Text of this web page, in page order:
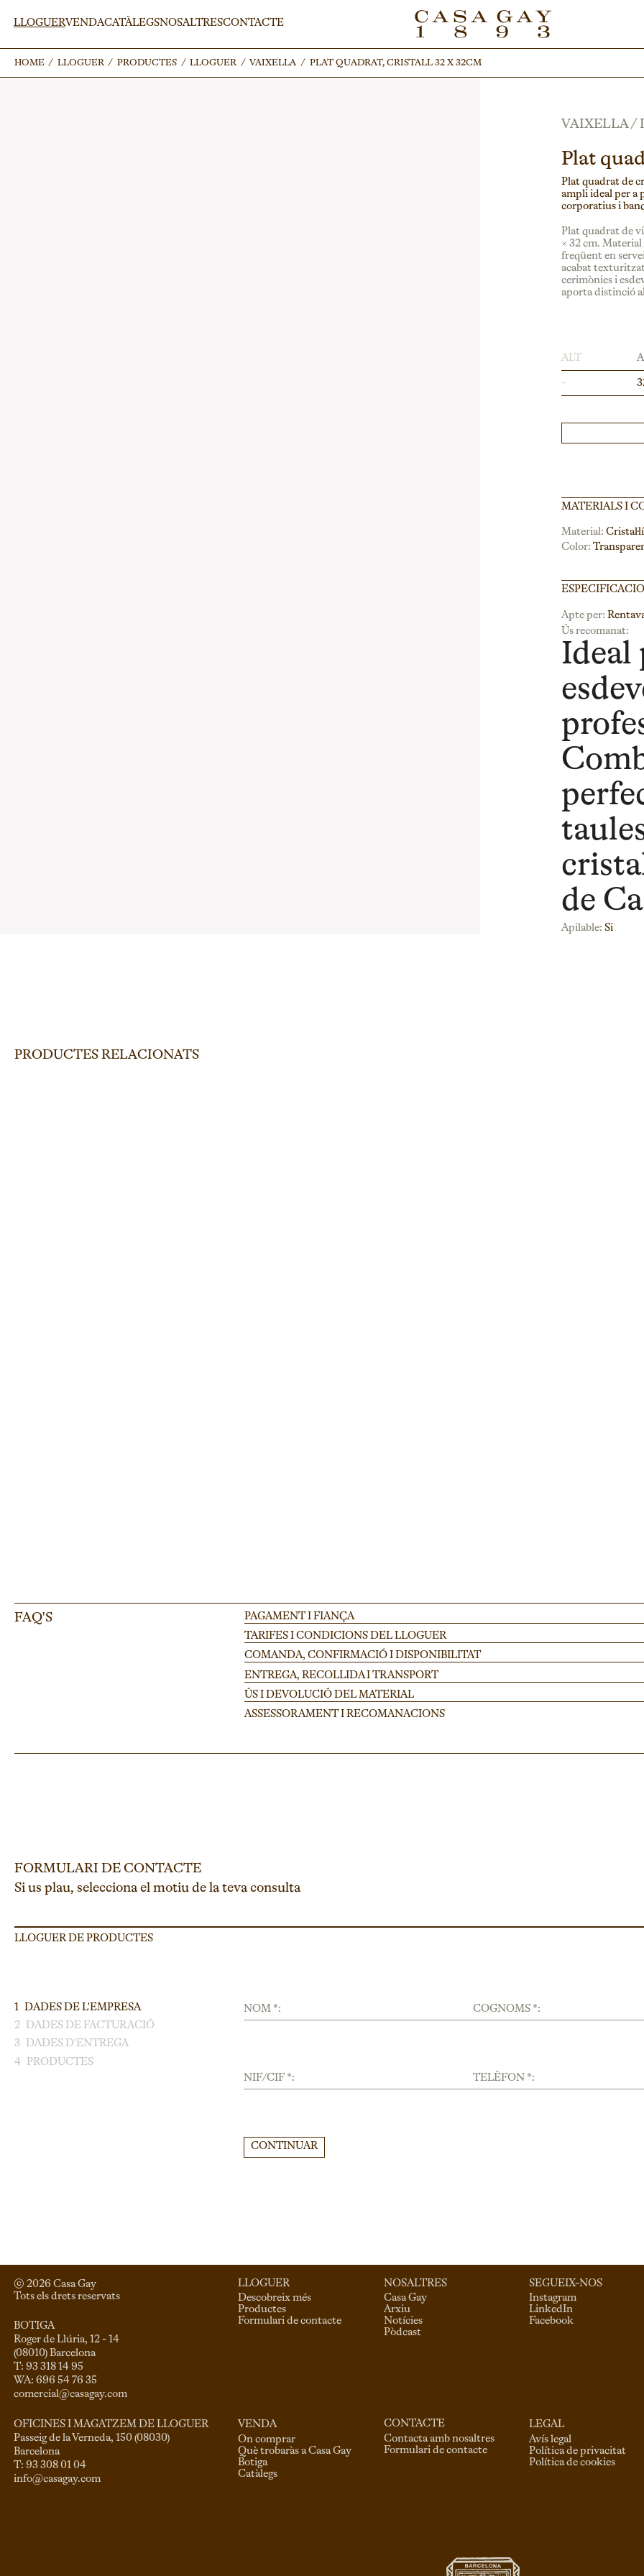
LLOGUERVENDACATÀLEGSNOSALTRESCONTACTE
HOME / LLOGUER / PRODUCTES / LLOGUER / VAIXELLA / PLAT QUADRAT, CRISTALL 32 X 32CM
HOME / LLOGUER / PRODUCTES / LLOGUER / VAIXELLA / PLAT QUADRAT, CRISTALL 32 X 32CM
VAIXELLA/
Plat
Plat quadrat de
ampli ideal per a
corporatius i
Plat quadrat de
× 32 cm.
freqüent en
acabat
cerimònies i
aporta distinció
ALT
-
MATERIALS I
Material: Cristal·lí
Color:
Apte per:
Ús recomanat:
Ideal
de
Apilable: Si
PRODUCTES RELACIONATS
FAQ'S
PAGAMENT I FIANÇA
TARIFES I CONDICIONS DEL LLOGUER
COMANDA, CONFIRMACIÓ I DISPONIBILITAT
ENTREGA, RECOLLIDA I TRANSPORT
ÚS I DEVOLUCIÓ DEL MATERIAL
ASSESSORAMENT I RECOMANACIONS
FORMULARI DE CONTACTE
Si us plau, selecciona el motiu de la teva consulta
LLOGUER DE PRODUCTES
1 DADES DE L'EMPRESA
2
DADES DE FACTURACIÓ
3
DADES D'ENTREGA
4
PRODUCTES
NOM *: COGNOMS *:
NIF/CIF *: TELÈFON *:
CONTINUAR
© 2026 Casa Gay
Tots els drets reservats
BOTIGA
Roger de Llúria, 12 - 14
(08010) Barcelona
T: 93 318 14 95
comercial@casagay.com
OFICINES I MAGATZEM DE LLOGUER
Passeig de la Verneda, 150 (08030)
Barcelona
T: 93 308 01 04
info@casagay.com
LLOGUER
Descobreix més
Productes
Formulari de contacte
VENDA
On comprar
Què trobaràs a Casa Gay
Botiga
Catàlegs
NOSALTRES
Casa Gay
Arxiu
Notícies
Pòdcast
CONTACTE
Contacta amb nosaltres
Formulari de contacte
SEGUEIX-NOS
Instagram
LinkedIn
Facebook
LEGAL
Avís legal
Política de privacitat
Política de cookies